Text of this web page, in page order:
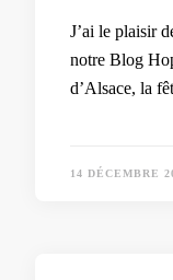
J’ai le plaisir
notre Blog
d’Alsace, la
14 DÉCEMBRE